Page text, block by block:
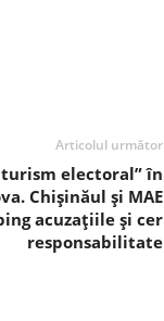
Articolul următor
electoral” în
Chișinăul și MAE
acuzațiile și cer
responsabilitate